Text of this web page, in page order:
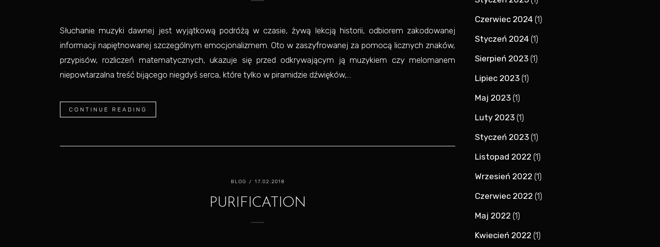
Słuchanie muzyki dawnej jest wyjątkową podróżą w czasie, żywą lekcją historii, odbiorem zakodowanej
informacji napiętnowanej szczególnym emocjonalizmem. Oto w zaszyfrowanej za pomocą licznych znaków,
przypisów, rozliczeń matematycznych, ukazuje się przed odkrywającym ją muzykiem czy melomanem
niepowtarzalna treść bijącego niegdyś serca, które tylko w piramidzie dźwięków,...
CONTINUE READING
BLOG / 17.02.2018
PURIFICATION
Czerwiec 2024 (1)
Styczeń 2024 (1)
Sierpień 2023 (1)
Lipiec 2023 (1)
Maj 2023 (1)
Luty 2023 (1)
Styczeń 2023 (1)
Listopad 2022 (1)
Wrzesień 2022 (1)
Czerwiec 2022 (1)
Maj 2022 (1)
Kwiecień 2022 (1)